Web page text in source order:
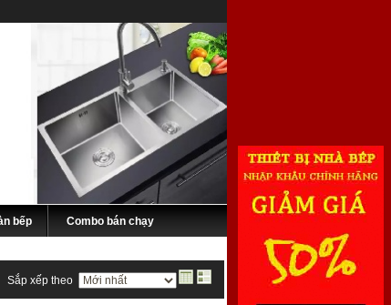
bếp Combo bán chạy
Sắp xếp theo